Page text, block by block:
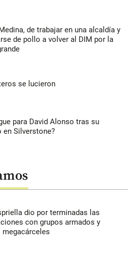
de trabajar en una alcaldía y
de pollo a volver al DIM por la
se lucieron
para David Alonso tras su
en Silverstone?
dio por terminadas las
con grupos armados y
megacárceles